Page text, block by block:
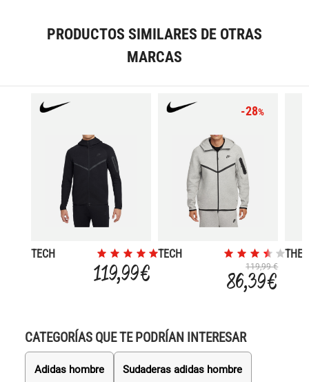
PRODUCTOS SIMILARES DE OTRAS
MARCAS
TECH
119,99 €
-28%
TECH
119,99 €
86,39 €
THE
CATEGORÍAS QUE TE PODRÍAN INTERESAR
Adidas hombre Sudaderas adidas hombre